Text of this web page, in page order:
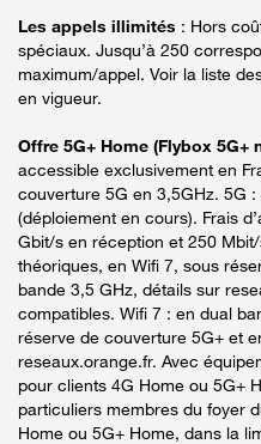
Les appels illimités : Hors
spéciaux. Jusqu’à 250
maximum/appel. Voir la liste
en vigueur.
Offre 5G+ Home (Flybox 5G+
accessible exclusivement en
couverture 5G en 3,5GHz. 5G
(déploiement en cours). Frais
Gbit/s en réception et 250
théoriques, en Wifi 7, sous
bande 3,5 GHz, détails sur
compatibles. Wifi 7 : en dual
réserve de couverture 5G+ et
reseaux.orange.fr. Avec
pour clients 4G Home ou 5G+
particuliers membres du foyer
Home ou 5G+ Home, dans la